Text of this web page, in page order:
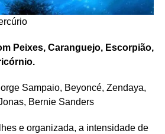
Peixes, Caranguejo, Escorpião,
Sampaio, Beyoncé, Zendaya,
Bernie Sanders
e organizada, a intensidade de